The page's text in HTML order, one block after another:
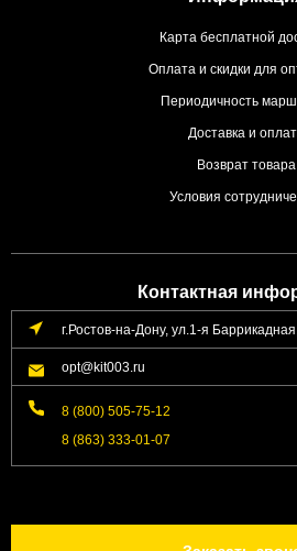
Карта бесплатной
Оплата и скидки для
Периодичность
Доставка и
Возврат товара
Условия
Контактная
г.Ростов-на-Дону, ул.1-я
opt@kit003.ru
8 (800) 505-75-12
8 (863) 333-01-07